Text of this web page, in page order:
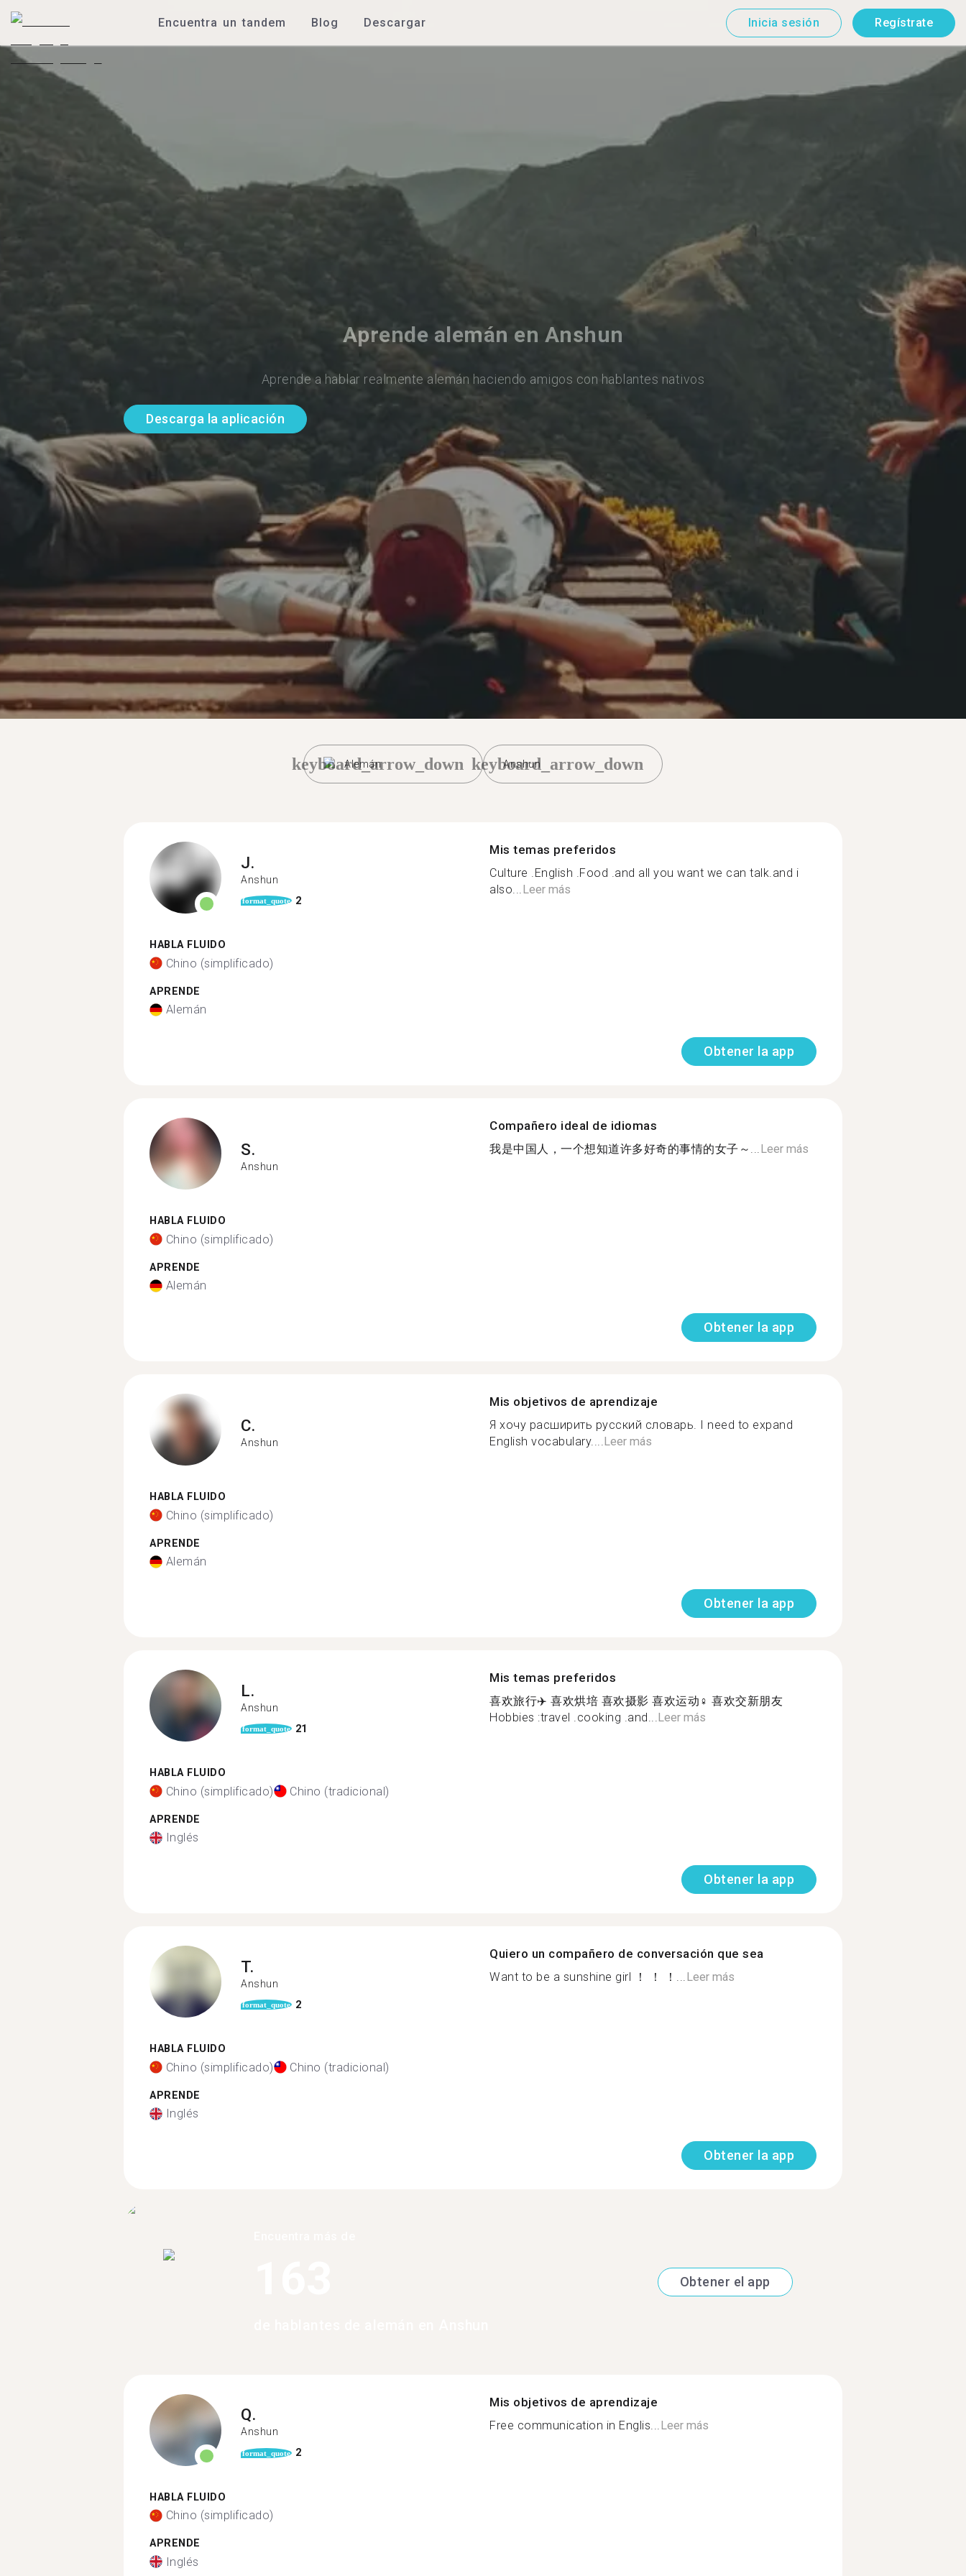
Encuentra un tandem Blog Descargar Inicia sesión Regístrate
Aprende alemán en Anshun
Aprende a hablar realmente alemán haciendo amigos con hablantes nativos
Descarga la aplicación
Alemán
keyboard_arrow_down Anshun
keyboard_arrow_down
J.
Anshun
format_quote 2
HABLA FLUIDO
Chino (simplificado)
APRENDE
Alemán
Mis temas preferidos
Culture .English .Food .and all you want we can talk.and i
also...Leer más
Obtener la app
S.
Anshun
HABLA FLUIDO
Chino (simplificado)
APRENDE
Alemán
Compañero ideal de idiomas
我是中国人，一个想知道许多好奇的事情的女子～...Leer más
Obtener la app
C.
Anshun
HABLA FLUIDO
Chino (simplificado)
APRENDE
Alemán
Mis objetivos de aprendizaje
Я хочу расширить русский словарь. I need to expand
English vocabulary....Leer más
Obtener la app
L.
Anshun
format_quote 21
HABLA FLUIDO
Chino (simplificado) Chino (tradicional)
APRENDE
Inglés
Mis temas preferidos
喜欢旅行✈️ 喜欢烘培 喜欢摄影 喜欢运动‍♀️ 喜欢交新朋友
Hobbies :travel .cooking .and...Leer más
Obtener la app
T.
Anshun
format_quote 2
HABLA FLUIDO
Chino (simplificado) Chino (tradicional)
APRENDE
Inglés
Quiero un compañero de conversación que sea
Want to be a sunshine girl ！ ！ ！...Leer más
Obtener la app
Obtener el app
Q.
Anshun
format_quote 2
HABLA FLUIDO
Chino (simplificado)
APRENDE
Inglés
Mis objetivos de aprendizaje
Free communication in Englis... Leer más